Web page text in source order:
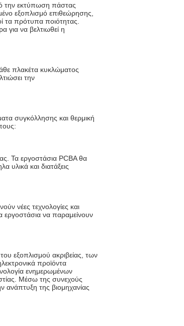
την εκτύπωση πάστας
εξοπλισμό επιθεώρησης,
τα πρότυπα ποιότητας.
να βελτιωθεί η
πλακέτα κυκλώματος
την
συγκόλλησης και θερμική
Τα εργοστάσια PCBA θα
υλικά και διατάξεις
νέες τεχνολογίες και
εργοστάσια να παραμείνουν
εξοπλισμού ακριβείας, των
προϊόντα
ενημερωμένων
Μέσω της συνεχούς
ανάπτυξη της βιομηχανίας